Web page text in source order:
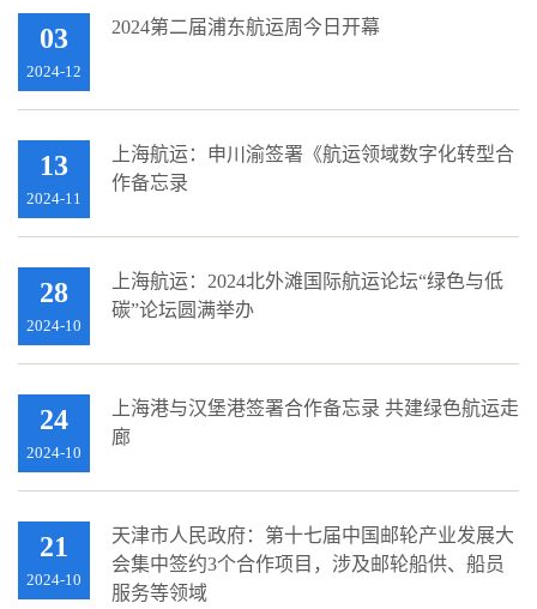
03
2024-12
2024第二届浦东航运周今日开幕
13
2024-11
上海航运：申川渝签署《航运领域数字化转型合
作备忘录
28
2024-10
上海航运：2024北外滩国际航运论坛“绿色与低
碳”论坛圆满举办
24
2024-10
上海港与汉堡港签署合作备忘录 共建绿色航运走
廊
21
2024-10
天津市人民政府：第十七届中国邮轮产业发展大
会集中签约3个合作项目，涉及邮轮船供、船员
服务等领域